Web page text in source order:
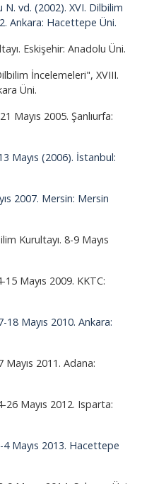
N. vd. (2002). XVI. Dilbilim
Ankara: Hacettepe Üni.
Eskişehir: Anadolu Üni.
İncelemeleri", XVIII.
Üni.
Mayıs 2005. Şanlıurfa:
Mayıs (2006). İstanbul:
2007. Mersin: Mersin
Kurultayı. 8-9 Mayıs
Mayıs 2009. KKTC:
18 Mayıs 2010. Ankara:
Mayıs 2011. Adana:
26 Mayıs 2012. Isparta:
4 Mayıs 2013. Hacettepe